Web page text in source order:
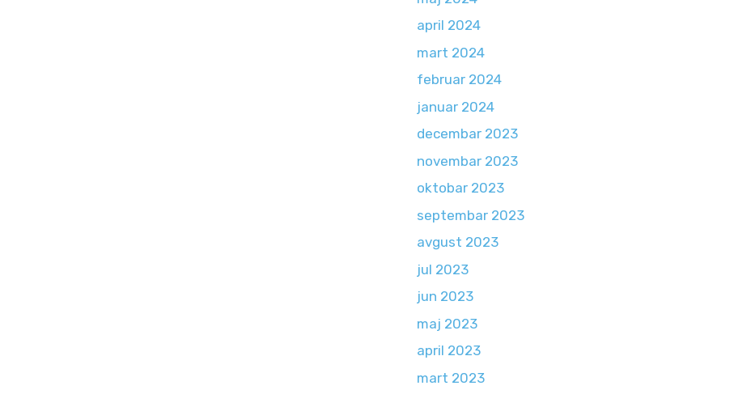
april 2024
mart 2024
februar 2024
januar 2024
decembar 2023
novembar 2023
oktobar 2023
septembar 2023
avgust 2023
jul 2023
jun 2023
maj 2023
april 2023
mart 2023